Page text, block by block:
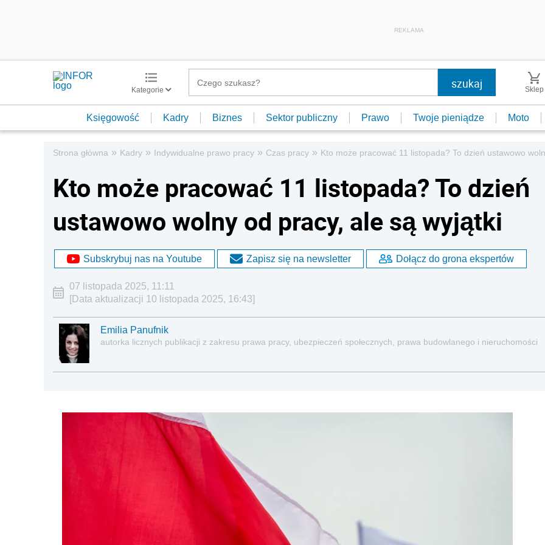
REKLAMA
Kategorie Sklep
Księgowość Kadry Biznes Sektor publiczny Prawo Twoje pieniądze Moto
Strona główna » Kadry » Indywidualne prawo pracy » Czas pracy » Kto może pracować 11 listopada? To dzień ustawowo
Kto może pracować 11 listopada? To dzień
ustawowo wolny od pracy, ale są wyjątki
Subskrybuj nas na Youtube Zapisz się na newsletter Dołącz do grona ekspertów
07 listopada 2025, 11:11
[Data aktualizacji 10 listopada 2025, 16:43]
Emilia Panufnik
autorka licznych publikacji z zakresu prawa pracy, ubezpieczeń społecznych, prawa budowlanego i nieruchomości